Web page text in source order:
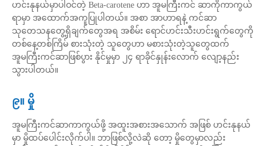
ဟင်းနုနယ်မှာပါဝင်တဲ့ Beta-carotene ဟာ အူမကြီးကင် ဆာကိုကာကွယ်
ရာမှာ အထောက်အကူပြုပါတယ်။ အစာ အာဟာရနဲ့ ကင်ဆာ
သုတေသနတွေ့ရှိချက်တွေအရ အစိမ်း ရောင်ဟင်းသီးဟင်းရွက်တွေကို
တစ်နေ့တစ်ကြိမ် စားသုံးတဲ့ သူတွေဟာ မစားသုံးတဲ့သူတွေထက်
အူမကြီးကင်ဆာဖြစ်ပွား နိုင်မှုမှာ ၂၄ ရာခိုင်နှုန်းလောက် လျော့နည်း
သွားပါတယ်။
၉။ မှို
အူမကြီးကင်ဆာကာကွယ်ဖို့ အထူးအစားအသောက် အဖြစ် ဟင်းနုနယ်
မှာ မှိုထပ်ပေါင်းလိုက်ပါ။ ဘာဖြစ်လို့လဲဆို တော့ မှိုတွေမှာလည်း